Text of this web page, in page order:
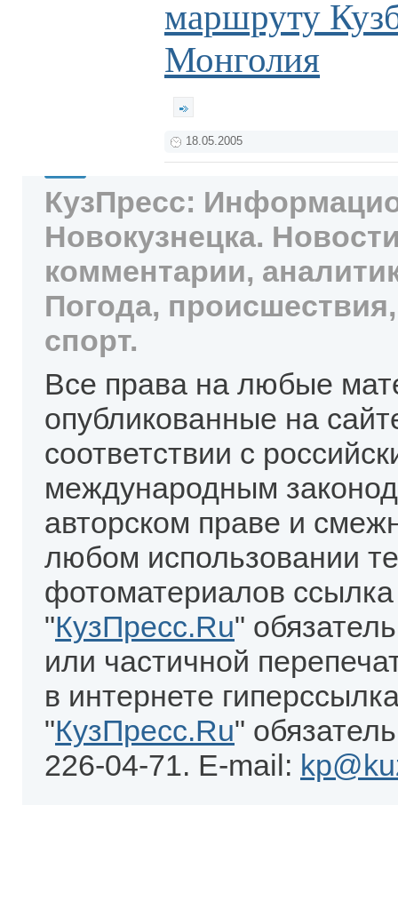
маршруту
Монголия
18.05.2005
КузПресс:
Новокузнецка.
комментарии,
Погода,
спорт.
Все права на любые
опубликованные на
соответствии с
международным
авторском праве и
любом использовании
фотоматериалов
"КузПресс.Ru"
или частичной
в интернете
"КузПресс.Ru"
226-04-71. E-mail: